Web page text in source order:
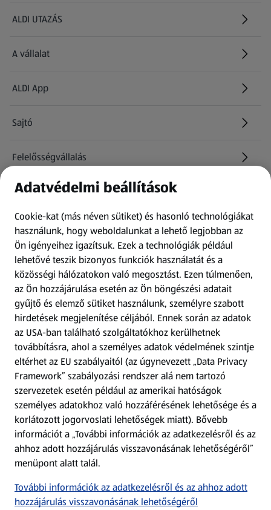
ALDI UTAZÁS
(új oldalon nyílik meg)
A vállalat
ALDI App
Sajtó
Felelősségvállalás
Információk
Kérdőív
Fizetési lehetőségek
ALDI utalványok
Árcsökkentés
Adattörlő alkalmazás
Szervizpont
(új oldalon nyílik meg)
Fedezz fel minket az interneten!
Töltsd le az ALDI Magyarország applikációt!
Adatvédelmi beállítások
Cookie-kat (más néven sütiket) és hasonló technológiákat
használunk, hogy weboldalunkat a lehető legjobban az
Ön igényeihez igazítsuk. Ezek a technológiák például
lehetővé teszik bizonyos funkciók használatát és a
közösségi hálózatokon való megosztást. Ezen túlmenően,
az Ön hozzájárulása esetén az Ön böngészési adatait
gyűjtő és elemző sütiket használunk, személyre szabott
hirdetések megjelenítése céljából. Ennek során az adatok
az USA-ban található szolgáltatókhoz kerülhetnek
továbbításra, ahol a személyes adatok védelmének szintje
eltérhet az EU szabályaitól (az úgynevezett „Data Privacy
Framework” szabályozási rendszer alá nem tartozó
szervezetek esetén például az amerikai hatóságok
személyes adatokhoz való hozzáférésének lehetősége és a
korlátozott jogorvoslati lehetőségek miatt). Bővebb
információt a „További információk az adatkezelésről és az
ahhoz adott hozzájárulás visszavonásának lehetőségéről”
menüpont alatt talál.
További információk az adatkezelésről és az ahhoz adott
hozzájárulás visszavonásának lehetőségéről